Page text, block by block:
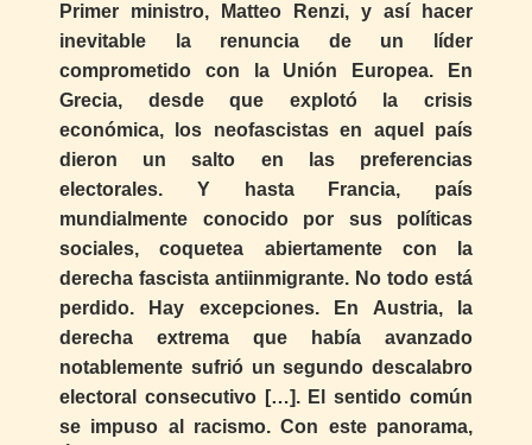
Primer ministro, Matteo Renzi, y así hacer
inevitable la renuncia de un líder
comprometido con la Unión Europea. En
Grecia, desde que explotó la crisis
económica, los neofascistas en aquel país
dieron un salto en las preferencias
electorales. Y hasta Francia, país
mundialmente conocido por sus políticas
sociales, coquetea abiertamente con la
derecha fascista antiinmigrante. No todo está
perdido. Hay excepciones. En Austria, la
derecha extrema que había avanzado
notablemente sufrió un segundo descalabro
electoral consecutivo […]. El sentido común
se impuso al racismo. Con este panorama,